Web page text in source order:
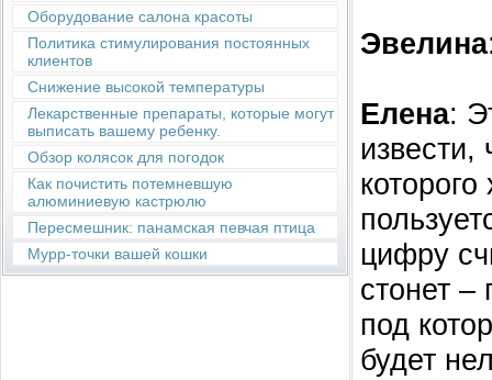
Оборудование салона красоты
Политика стимулирования постоянных
клиентов
Снижение высокой температуры
Лекарственные препараты, которые могут
выписать вашему ребенку.
Обзор колясок для погодок
Как почистить потемневшую
алюминиевую кастрюлю
Пересмешник: панамская певчая птица
Мурр-точки вашей кошки
Эвелина
Елена:
извести,
цифру
стонет –
под
будет